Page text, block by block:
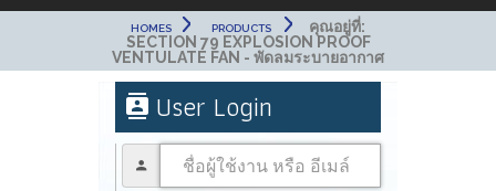
HOMES PRODUCTS
คุณอยู่ที่:
SECTION 79 EXPLOSION PROOF
VENTULATE FAN - พัดลมระบายอากาศ
User Login